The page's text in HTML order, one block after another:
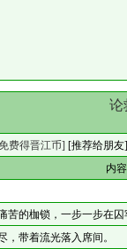
论
费得晋江币] [推荐给朋友
内
苦的枷锁，一步一步在
，带着流光落入席间。